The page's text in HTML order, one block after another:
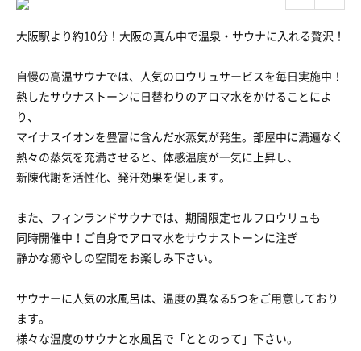
大阪駅より約10分！大阪の真ん中で温泉・サウナに入れる贅沢！
自慢の高温サウナでは、人気のロウリュサービスを毎日実施中！
熱したサウナストーンに日替わりのアロマ水をかけることによ
り、
マイナスイオンを豊富に含んだ水蒸気が発生。部屋中に満遍なく
熱々の蒸気を充満させると、体感温度が一気に上昇し、
新陳代謝を活性化、発汗効果を促します。
また、フィンランドサウナでは、期間限定セルフロウリュも
同時開催中！ご自身でアロマ水をサウナストーンに注ぎ
静かな癒やしの空間をお楽しみ下さい。
サウナーに人気の水風呂は、温度の異なる5つをご用意しており
ます。
様々な温度のサウナと水風呂で「ととのって」下さい。